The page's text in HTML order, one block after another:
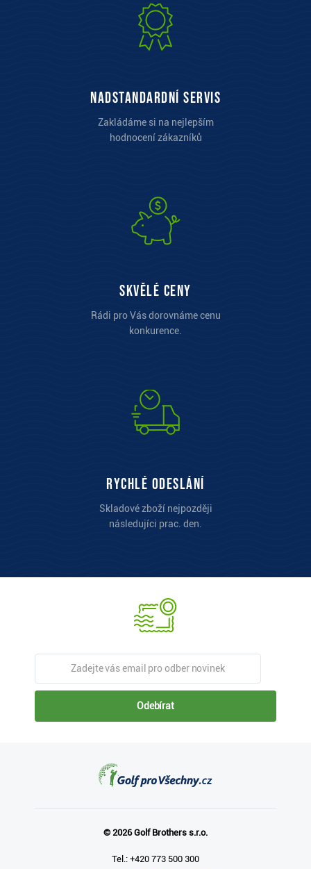
Nadstandardní servis
Zakládáme si na nejlepším
hodnocení zákazníků
Skvělé ceny
Rádi pro Vás dorovnáme cenu
konkurence.
Rychlé odeslání
Skladové zboží nejpozději
následujíci prac. den.
Odebírat
© 2026 Golf Brothers s.r.o.
Tel.: +420 773 500 300